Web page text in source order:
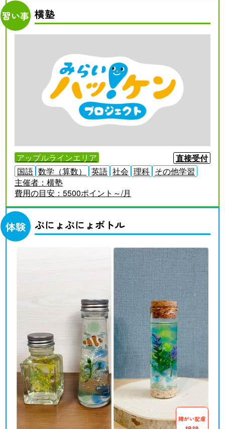
習い事 横塾
アップルラインエリア
直接受付
国語 数学（算数） 英語 社会 理科 その他学習
主催者：横塾
費用の目安：5500ポイント～/月
体験 ぷにょぷにょボトル
障がい配慮